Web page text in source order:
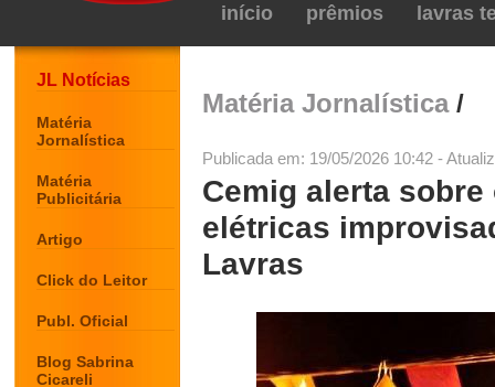
início prêmios lavras
JL Notícias
Matéria
Jornalística
Matéria
Publicitária
Artigo
Click do Leitor
Publ. Oficial
Blog Sabrina
Cicareli
Matéria Jornalística/
Publicada em: 19/05/2026 10:42 -
Cemig alerta
elétricas
Lavras